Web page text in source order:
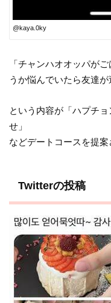
@kaya.0ky
「チャンハオオッパが
うか悩んでいたら友達が
という内容が「ハプチ
せ」
などデートコースを提案
Twitterの投稿